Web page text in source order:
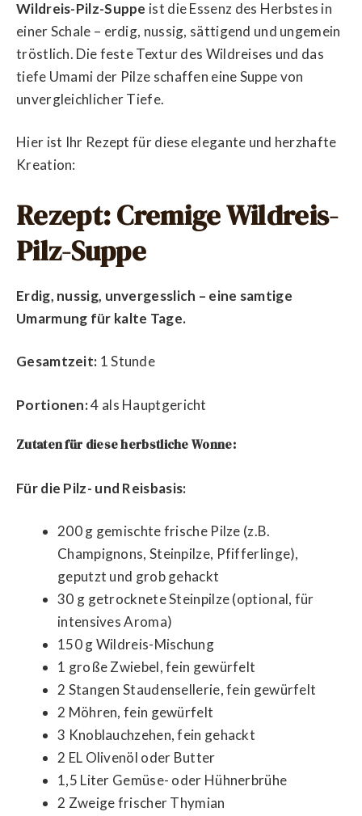
Wildreis-Pilz-Suppe ist die Essenz des Herbstes in
einer Schale – erdig, nussig, sättigend und ungemein
tröstlich. Die feste Textur des Wildreises und das
tiefe Umami der Pilze schaffen eine Suppe von
unvergleichlicher Tiefe.
Hier ist Ihr Rezept für diese elegante und herzhafte
Kreation:
Rezept: Cremige Wildreis-
Pilz-Suppe
Erdig, nussig, unvergesslich – eine samtige
Umarmung für kalte Tage.
Gesamtzeit: 1 Stunde
Portionen:4 als Hauptgericht
Zutaten für diese herbstliche Wonne:
Für die Pilz- und Reisbasis:
200 g gemischte frische Pilze (z.B.
Champignons, Steinpilze, Pfifferlinge),
geputzt und grob gehackt
30 g getrocknete Steinpilze (optional, für
intensives Aroma)
150 g Wildreis-Mischung
1 große Zwiebel, fein gewürfelt
2 Stangen Staudensellerie, fein gewürfelt
2 Möhren, fein gewürfelt
3 Knoblauchzehen, fein gehackt
2 EL Olivenöl oder Butter
1,5 Liter Gemüse- oder Hühnerbrühe
2 Zweige frischer Thymian